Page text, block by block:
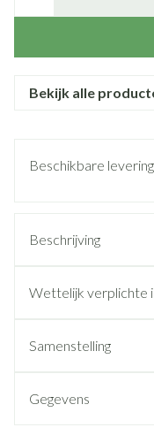
Bekijk alle
Beschikbare
Beschrijving
Wettelijk verplichte
Samenstelling
Gegevens